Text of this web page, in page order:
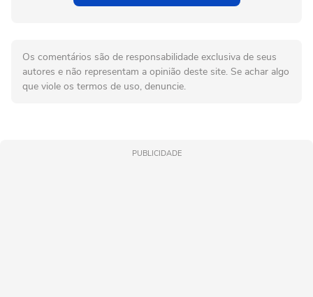
Os comentários são de responsabilidade exclusiva de seus
autores e não representam a opinião deste site. Se achar algo
que viole os termos de uso, denuncie.
PUBLICIDADE